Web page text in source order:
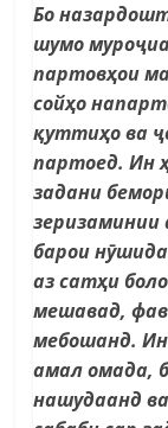
Бо
шумо
партовҳои
сойҳо
қуттиҳо ва
партоед. Ин
задани
зеризаминии
барои
аз сатҳи
мешавад,
мебошанд.
амал омада,
нашудаанд